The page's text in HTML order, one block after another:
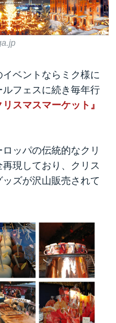
ベントならミク様に
フェスに続き毎年行
リスマスマーケット』
ッパの伝統的なクリ
現しており、クリス
ズが沢山販売されて